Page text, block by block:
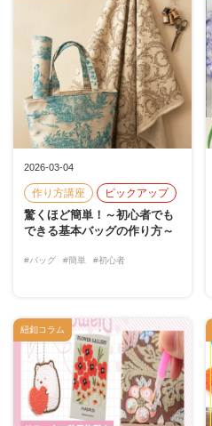
2026-03-04
作り方講座 ピックアップ
驚くほど簡単！～初心者でも
できる基本バッグの作り方～
#バッグ #簡単 #初心者
紐釦コラム